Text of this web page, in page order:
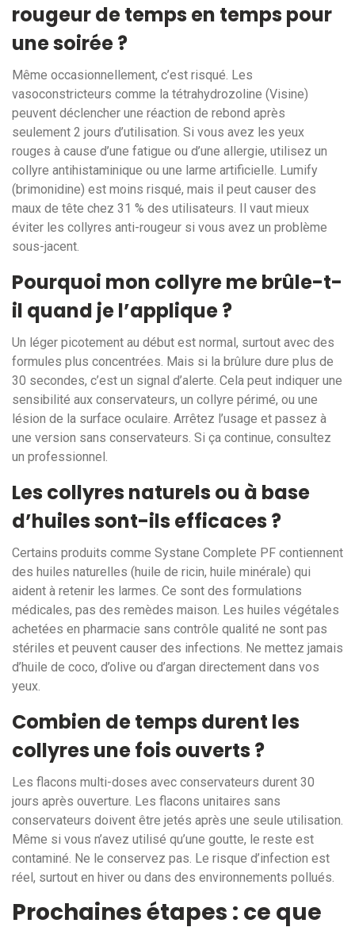
rougeur de temps en temps pour
une soirée ?
Même occasionnellement, c’est risqué. Les
vasoconstricteurs comme la tétrahydrozoline (Visine)
peuvent déclencher une réaction de rebond après
seulement 2 jours d’utilisation. Si vous avez les yeux
rouges à cause d’une fatigue ou d’une allergie, utilisez un
collyre antihistaminique ou une larme artificielle. Lumify
(brimonidine) est moins risqué, mais il peut causer des
maux de tête chez 31 % des utilisateurs. Il vaut mieux
éviter les collyres anti-rougeur si vous avez un problème
sous-jacent.
Pourquoi mon collyre me brûle-t-
il quand je l’applique ?
Un léger picotement au début est normal, surtout avec des
formules plus concentrées. Mais si la brûlure dure plus de
30 secondes, c’est un signal d’alerte. Cela peut indiquer une
sensibilité aux conservateurs, un collyre périmé, ou une
lésion de la surface oculaire. Arrêtez l’usage et passez à
une version sans conservateurs. Si ça continue, consultez
un professionnel.
Les collyres naturels ou à base
d’huiles sont-ils efficaces ?
Certains produits comme Systane Complete PF contiennent
des huiles naturelles (huile de ricin, huile minérale) qui
aident à retenir les larmes. Ce sont des formulations
médicales, pas des remèdes maison. Les huiles végétales
achetées en pharmacie sans contrôle qualité ne sont pas
stériles et peuvent causer des infections. Ne mettez jamais
d’huile de coco, d’olive ou d’argan directement dans vos
yeux.
Combien de temps durent les
collyres une fois ouverts ?
Les flacons multi-doses avec conservateurs durent 30
jours après ouverture. Les flacons unitaires sans
conservateurs doivent être jetés après une seule utilisation.
Même si vous n’avez utilisé qu’une goutte, le reste est
contaminé. Ne le conservez pas. Le risque d’infection est
réel, surtout en hiver ou dans des environnements pollués.
Prochaines étapes : ce que